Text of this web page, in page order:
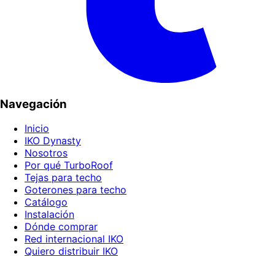
Navegación
Inicio
IKO Dynasty
Nosotros
Por qué TurboRoof
Tejas para techo
Goterones para techo
Catálogo
Instalación
Dónde comprar
Red internacional IKO
Quiero distribuir IKO